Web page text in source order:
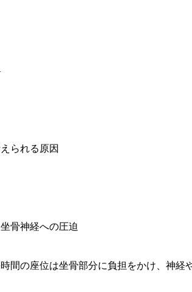
られる原因
骨神経への圧迫
間の座位は坐骨部分に負担をかけ、神経